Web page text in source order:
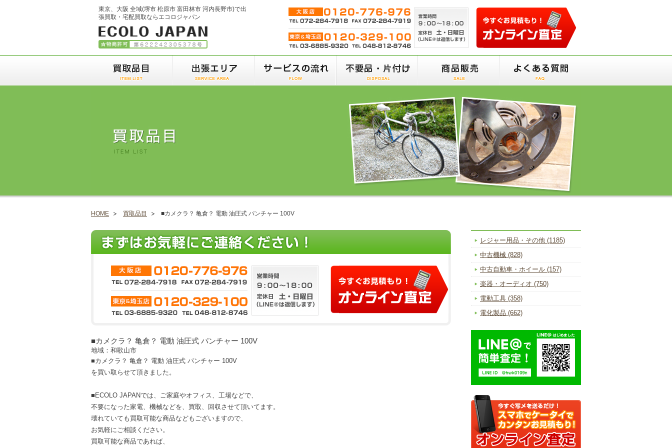
東京、大阪 全域(堺市 松原市 富田林市 河内長野市)で出
張買取・宅配買取ならエコロジャパン
HOME 買取品目 ■カメクラ？ 亀倉？ 電動 油圧式 パンチャー 100V
■カメクラ？ 亀倉？ 電動 油圧式 パンチャー 100V
地域：和歌山市
■カメクラ？ 亀倉？ 電動 油圧式 パンチャー 100V
を買い取らせて頂きました。
■ECOLO JAPANでは、ご家庭やオフィス、工場などで、
不要になった家電、機械などを、買取、回収させて頂いてます。
壊れていても買取可能な商品などもございますので、
お気軽にご相談ください。
買取可能な商品であれば、
レジャー用品・その他 (1185)
中古機械 (828)
中古自動車・ホイール (157)
楽器・オーディオ (750)
電動工具 (358)
電化製品 (662)